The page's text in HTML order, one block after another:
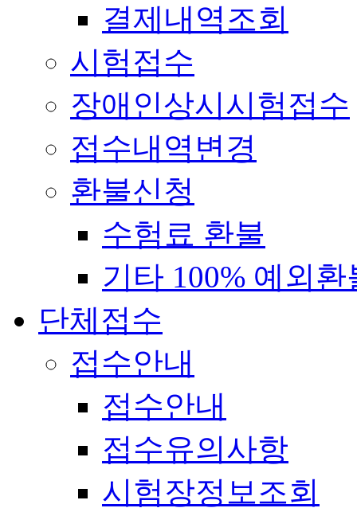
결제내역조회
시험접수
장애인상시시험접수
접수내역변경
환불신청
수험료 환불
기타 100% 예외환
단체접수
접수안내
접수안내
접수유의사항
시험장정보조회